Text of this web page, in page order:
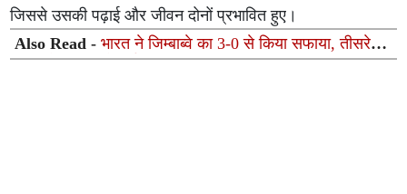
जिससे उसकी पढ़ाई और जीवन दोनों प्रभावित हुए।
Also Read -भारत ने जिम्बाब्वे का 3-0 से किया सफाया, तीसरे
टी20 में 35 रन से दर्ज की शानदार जीत